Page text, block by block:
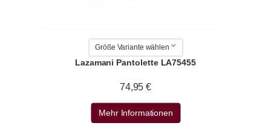
Größe Variante wählen
Lazamani Pantolette LA75455
74,95 €
Mehr Informationen